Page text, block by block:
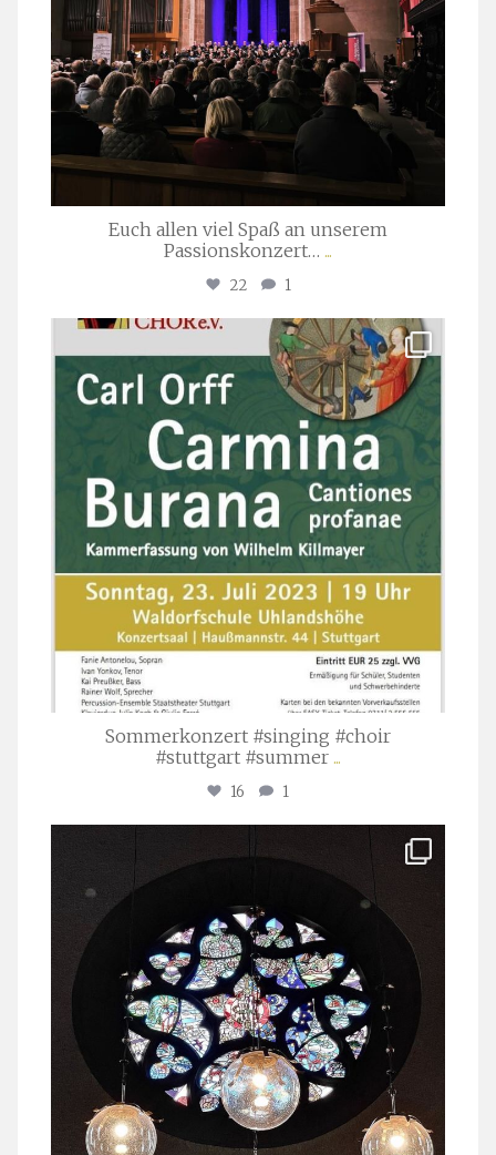
Euch allen viel Spaß an unserem
Passionskonzert… ...
22 1
stuttgarter_oratorienchor
Juli 22
Sommerkonzert #singing #choir
#stuttgart #summer ...
16 1
Apr. 1